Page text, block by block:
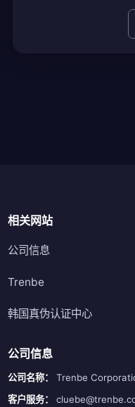
相关网站
公司信息
Trenbe
韩国真伪认证中心
公司信息
公司名称：
Trenbe
客户服务：